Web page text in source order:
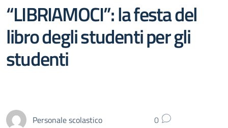
“LIBRIAMOCI”: la festa del
libro degli studenti per gli
studenti
Personale scolastico 0